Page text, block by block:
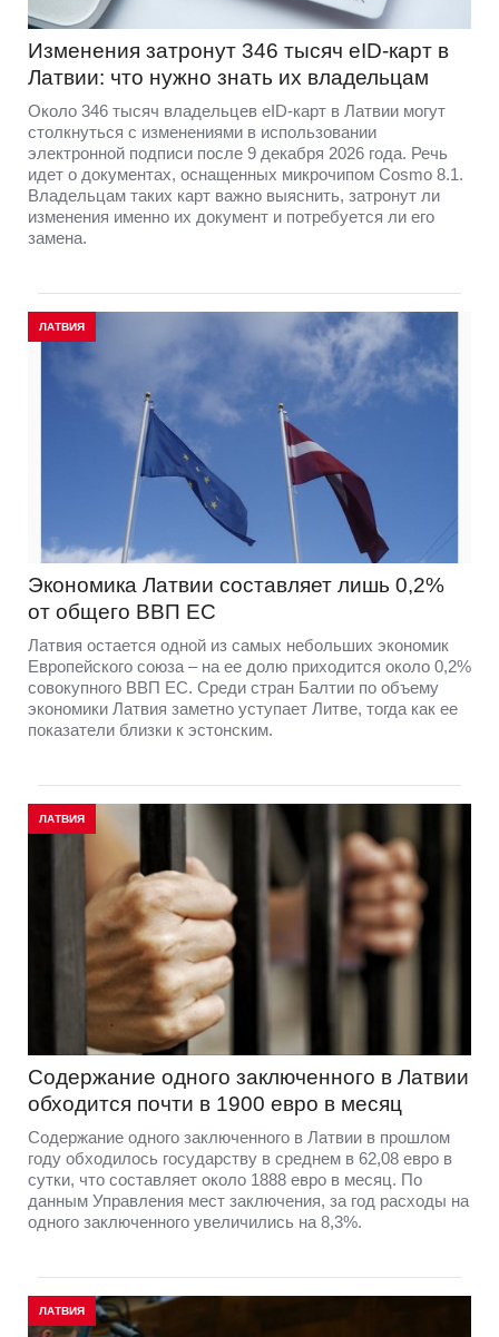
Изменения затронут 346 тысяч eID-карт в
Латвии: что нужно знать их владельцам
Около 346 тысяч владельцев eID-карт в Латвии могут
столкнуться с изменениями в использовании
электронной подписи после 9 декабря 2026 года. Речь
идет о документах, оснащенных микрочипом Cosmo 8.1.
Владельцам таких карт важно выяснить, затронут ли
изменения именно их документ и потребуется ли его
замена.
ЛАТВИЯ
Экономика Латвии составляет лишь 0,2%
от общего ВВП ЕС
Латвия остается одной из самых небольших экономик
Европейского союза – на ее долю приходится около 0,2%
совокупного ВВП ЕС. Среди стран Балтии по объему
экономики Латвия заметно уступает Литве, тогда как ее
показатели близки к эстонским.
ЛАТВИЯ
Содержание одного заключенного в Латвии
обходится почти в 1900 евро в месяц
Содержание одного заключенного в Латвии в прошлом
году обходилось государству в среднем в 62,08 евро в
сутки, что составляет около 1888 евро в месяц. По
данным Управления мест заключения, за год расходы на
одного заключенного увеличились на 8,3%.
ЛАТВИЯ